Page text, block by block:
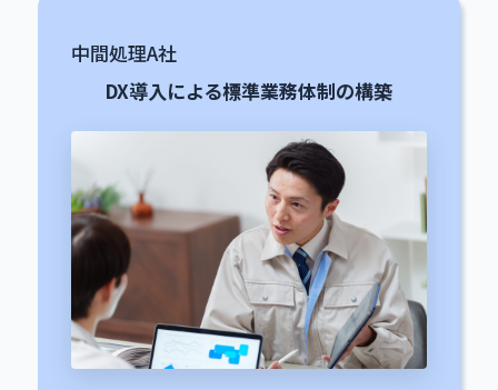
中間処理A社
DX導入による標準業務体制の構築